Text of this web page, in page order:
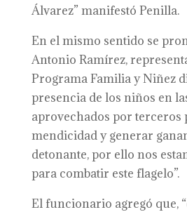
Álvarez” manifestó Penilla.
En el mismo sentido se
Antonio Ramírez,
Programa Familia y Niñez
presencia de los niños en
aprovechados por terceros
mendicidad y generar
detonante, por ello nos
para combatir este flagelo”.
El funcionario agregó que,